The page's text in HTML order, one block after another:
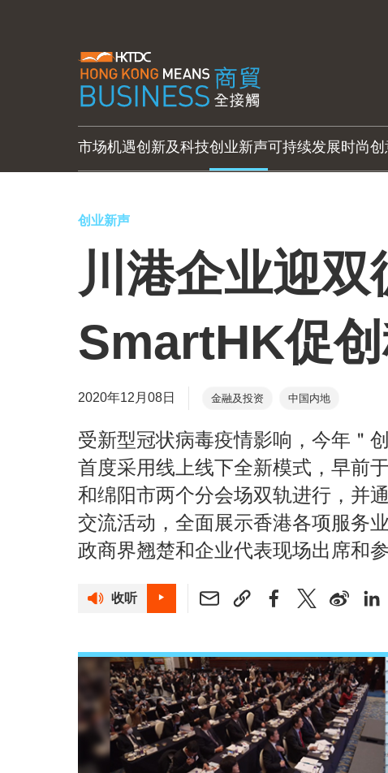
市场机遇创新及科技创业新声可持续发展时尚创
创业新声
川港企业迎双
SmartHK促
2020年12月08日 金融及投资 中国内地
受新型冠状病毒疫情影响，今年＂
首度采用线上线下全新模式，早前
和绵阳市两个分会场双轨进行，并
交流活动，全面展示香港各项服务
政商界翘楚和企业代表现场出席和
收听